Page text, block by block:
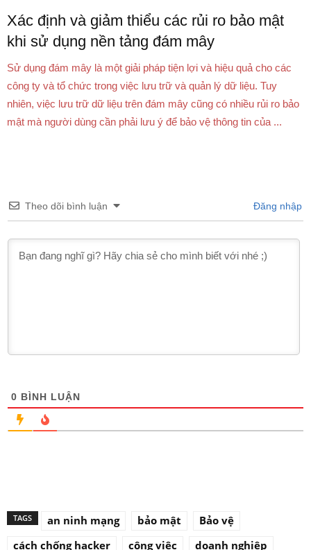
Xác định và giảm thiểu các rủi ro bảo mật
khi sử dụng nền tảng đám mây
Sử dụng đám mây là một giải pháp tiện lợi và hiệu quả cho các
công ty và tổ chức trong việc lưu trữ và quản lý dữ liệu. Tuy
nhiên, việc lưu trữ dữ liệu trên đám mây cũng có nhiều rủi ro bảo
mật mà người dùng cần phải lưu ý để bảo vệ thông tin của ...
Theo dõi bình luận Đăng nhập
0 BÌNH LUẬN
TAGS an ninh mạng bảo mật
Bảo vệ
cách chống hacker
công việc
doanh nghiệp